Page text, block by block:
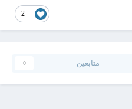
2
متابعين 0